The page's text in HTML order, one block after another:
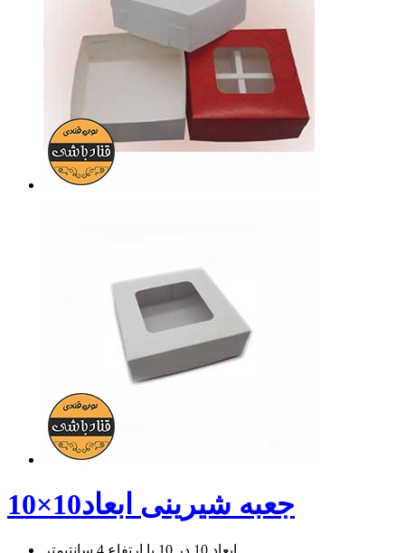
جعبه شیرینی ابعاد10×10
ابعاد 10 در 10 با ارتفاع 4 سانتیمتر